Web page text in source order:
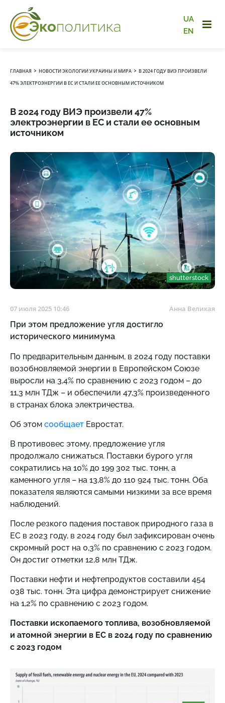
UA
EN
ГЛАВНАЯ › НОВОСТИ ЭКОЛОГИИ УКРАИНЫ И МИРА › В 2024 ГОДУ ВИЭ ПРОИЗВЕЛИ
47% ЭЛЕКТРОЭНЕРГИИ В ЕС И СТАЛИ ЕЕ ОСНОВНЫМ ИСТОЧНИКОМ
В 2024 году ВИЭ произвели 47%
электроэнергии в ЕС и стали ее основным
источником
shutterstock
07 июля 2025 10:46 Анна Великая
При этом предложение угля достигло
исторического минимума
По предварительным данным, в 2024 году поставки
возобновляемой энергии в Европейском Союзе
выросли на 3,4% по сравнению с 2023 годом – до
11,3 млн ТДж – и обеспечили 47,3% произведенного
в странах блока электричества.
Об этом сообщает Евростат.
В противовес этому, предложение угля
продолжало снижаться. Поставки бурого угля
сократились на 10% до 199 302 тыс. тонн, а
каменного угля – на 13,8% до 110 924 тыс. тонн. Оба
показателя являются самыми низкими за все время
наблюдений.
После резкого падения поставок природного газа в
ЕС в 2023 году, в 2024 году был зафиксирован очень
скромный рост на 0,3% по сравнению с 2023 годом.
Он достиг отметки 12,8 млн ТДж.
Поставки нефти и нефтепродуктов составили 454
038 тыс. тонн. Эта цифра демонстрирует снижение
на 1,2% по сравнению с 2023 годом.
Поставки ископаемого топлива, возобновляемой
и атомной энергии в ЕС в 2024 году по сравнению
с 2023 годом